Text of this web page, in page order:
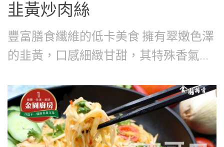
韭黃炒肉絲
豐富膳食纖維的低卡美食 擁有翠嫩色澤
的韭黃，口感細緻甘甜，其特殊香氣...